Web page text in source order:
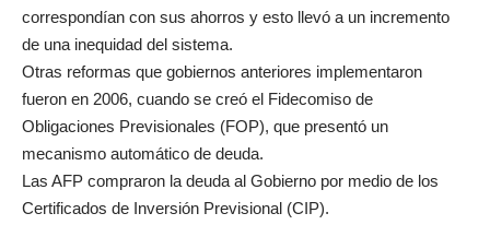
correspondían con sus ahorros y esto llevó a un incremento
de una inequidad del sistema.
Otras reformas que gobiernos anteriores implementaron
fueron en 2006, cuando se creó el Fidecomiso de
Obligaciones Previsionales (FOP), que presentó un
mecanismo automático de deuda.
Las AFP compraron la deuda al Gobierno por medio de los
Certificados de Inversión Previsional (CIP).